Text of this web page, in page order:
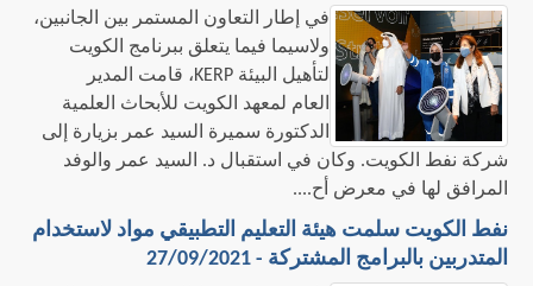
في إطار التعاون المستمر بين الجانبين،
ولاسيما فيما يتعلق ببرنامج الكويت
لتأهيل البيئة KERP، قامت المدير
العام لمعهد الكويت للأبحاث العلمية
الدكتورة سميرة السيد عمر بزيارة إلى
شركة نفط الكويت. وكان في استقبال د. السيد عمر والوفد
المرافق لها في معرض أح....
نفط الكويت سلمت هيئة التعليم التطبيقي مواد لاستخدام
المتدربين بالبرامج المشتركة - 27/09/2021